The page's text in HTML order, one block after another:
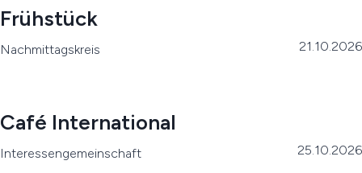
Frühstück
Nachmittagskreis 21.10.2026
Café International
Interessengemeinschaft 25.10.2026